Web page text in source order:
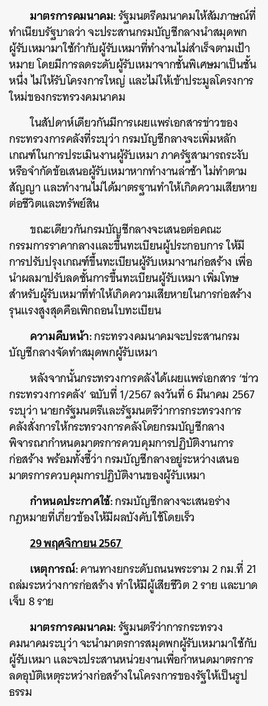
มาตรการคมนาคม:รัฐมนตรีคมนาคมให้สัมภาษณ์ที่
ทำเนียบรัฐบาลว่า จะประสานกรมบัญชีกลางนำสมุดพก
ผู้รับเหมามาใช้กำกับผู้รับเหมาที่ทำงานไม่สำเร็จตามเป้า
หมาย โดยมีการลดระดับผู้รับเหมาจากชั้นพิเศษมาเป็นชั้น
หนึ่ง ไม่ให้รับโครงการใหญ่ และไม่ให้เข้าประมูลโครงการ
ใหม่ของกระทรวงคมนาคม
ในสัปดาห์เดียวกันมีการเผยแพร่เอกสารข่าวของ
กระทรวงการคลังที่ระบุว่า กรมบัญชีกลางจะเพิ่มหลัก
เกณฑ์ในการประเมินงานผู้รับเหมา ภาครัฐสามารถระงับ
หรือจำกัดข้อเสนอผู้รับเหมาหากทำงานล่าช้า ไม่ทำตาม
สัญญา และทำงานไม่ได้มาตรฐานทำให้เกิดความเสียหาย
ต่อชีวิตและทรัพย์สิน
ขณะเดียวกันกรมบัญชีกลางจะเสนอต่อคณะ
กรรมการราคากลางและขึ้นทะเบียนผู้ประกอบการ ให้มี
การปรับปรุงเกณฑ์ขึ้นทะเบียนผู้รับเหมางานก่อสร้าง เพื่อ
นำผลมาปรับลดชั้นการขึ้นทะเบียนผู้รับเหมา เพิ่มโทษ
สำหรับผู้รับเหมาที่ทำให้เกิดความเสียหายในการก่อสร้าง
รุนแรงสูงสุดคือเพิกถอนใบทะเบียน
ความคืบหน้า:กระทรวงคมนาคมจะประสานกรม
บัญชีกลางจัดทำสมุดพกผู้รับเหมา
หลังจากนั้นกระทรวงการคลังได้เผยแพร่เอกสาร ‘ข่าว
กระทรวงการคลัง’ ฉบับที่ 1/2567 ลงวันที่ 6 มีนาคม 2567
ระบุว่า นายกรัฐมนตรีและรัฐมนตรีว่าการกระทรวงการ
คลังสั่งการให้กระทรวงการคลังโดยกรมบัญชีกลาง
พิจารณากำหนดมาตรการควบคุมการปฏิบัติงานการ
ก่อสร้าง พร้อมทั้งชี้ว่า กรมบัญชีกลางอยู่ระหว่างเสนอ
มาตรการควบคุมการปฏิบัติงานของผู้รับเหมา
กำหนดประกาศใช้:กรมบัญชีกลางจะเสนอร่าง
กฎหมายที่เกี่ยวข้องให้มีผลบังคับใช้โดยเร็ว
29 พฤศจิกายน 2567
เหตุการณ์:คานทางยกระดับถนนพระราม 2 กม.ที่ 21
ถล่มระหว่างการก่อสร้าง ทำให้มีผู้เสียชีวิต 2 ราย และบาด
เจ็บ 8 ราย
มาตรการคมนาคม:รัฐมนตรีว่าการกระทรวง
คมนาคมระบุว่า จะนำมาตรการสมุดพกผู้รับเหมามาใช้กับ
ผู้รับเหมา และจะประสานหน่วยงานเพื่อกำหนดมาตรการ
ลดอุบัติเหตุระหว่างก่อสร้างในโครงการของรัฐให้เป็นรูป
ธรรม